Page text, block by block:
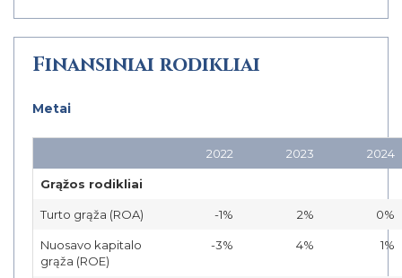
Finansiniai rodikliai
Metai
2022 2023 2024
Grąžos rodikliai
Turto grąža (ROA) -1% 2% 0%
Nuosavo kapitalo
grąža (ROE)
-3% 4% 1%